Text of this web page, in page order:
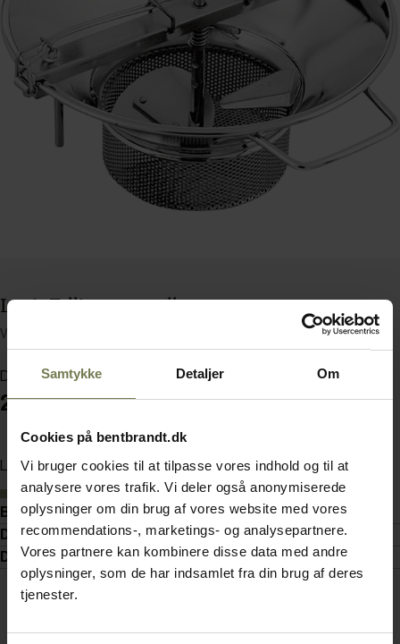
Samtykke Detaljer Om
Cookies på bentbrandt.dk
Vi bruger cookies til at tilpasse vores indhold og til at
analysere vores trafik. Vi deler også anonymiserede
oplysninger om din brug af vores website med vores
recommendations-, marketings- og analysepartnere.
Vores partnere kan kombinere disse data med andre
oplysninger, som de har indsamlet fra din brug af deres
tjenester.
Louis Tellier puremølle, ø37 cm
Varenummer: 55911103
Din pris (ekskl. moms)
2.795,00 kr./stk.
Læg i kurv
På lager
Beskrivelse
Detaljer
Dokumenter